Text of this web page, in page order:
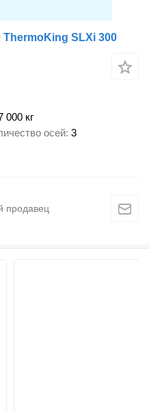
ThermoKing SLXi 300
000 кг
осей 3